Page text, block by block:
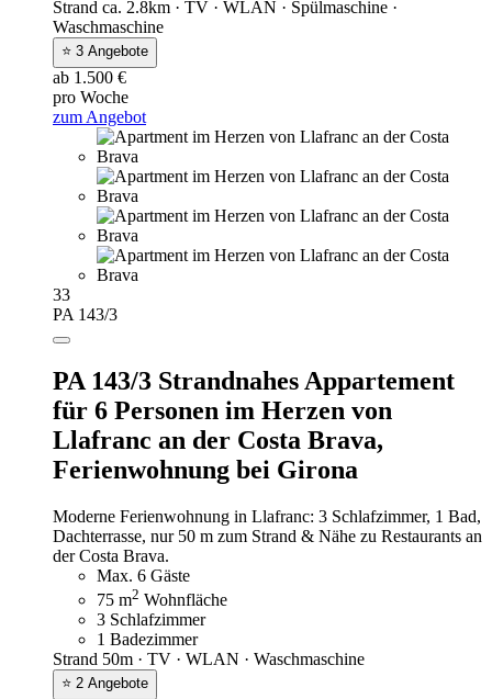
Strand ca. 2.8km · TV · WLAN · Spülmaschine ·
Waschmaschine
⭐ 3 Angebote
ab 1.500 €
pro Woche
zum Angebot
33
PA 143/3
PA 143/3 Strandnahes Appartement
für 6 Personen im Herzen von
Llafranc an der Costa Brava,
Ferienwohnung bei Girona
Moderne Ferienwohnung in Llafranc: 3 Schlafzimmer, 1 Bad,
Dachterrasse, nur 50 m zum Strand & Nähe zu Restaurants an
der Costa Brava.
Max. 6 Gäste
75 m2 Wohnfläche
3 Schlafzimmer
1 Badezimmer
Strand 50m · TV · WLAN · Waschmaschine
⭐ 2 Angebote